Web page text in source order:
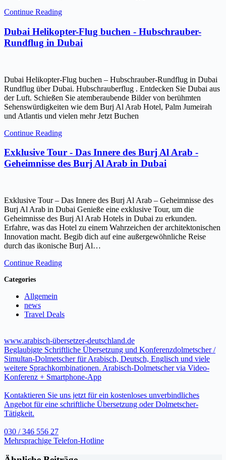
Continue Reading
Dubai Helikopter-Flug buchen - Hubschrauber-
Rundflug in Dubai
Dubai Helikopter-Flug buchen – Hubschrauber-Rundflug in Dubai
Rundflug über Dubai. Hubschrauberflug . Entdecken Sie Dubai aus
der Luft. Schießen Sie atemberaubende Bilder von berühmten
Sehenswürdigkeiten wie dem Burj Al Arab Hotel, Palm Jumeirah
und Atlantis und vielen mehr Jetzt Buchen
Continue Reading
Exklusive Tour - Das Innere des Burj Al Arab -
Geheimnisse des Burj Al Arab in Dubai
Exklusive Tour – Das Innere des Burj Al Arab – Geheimnisse des
Burj Al Arab in Dubai Genieße eine exklusive Tour, um die
Geheimnisse des Burj Al Arab Hotels in Dubai zu erkunden.
Erfahre, was das Hotel zu einem Wahrzeichen der architektonischen
Innovation macht. Begib dich auf eine außergewöhnliche Reise
durch das ikonische Burj Al…
Continue Reading
Categories
Allgemein
news
Travel Deals
www.arabisch-übersetzer-deutschland.de
Beglaubigte Schriftliche Übersetzung und Konferenzdolmetscher /
Simultan-Dolmetscher für Arabisch, Deutsch, Englisch und viele
weitere Sprachkombinationen. Arabisch-Dolmetscher via Video-
Konferenz + Smartphone-App
Kontaktieren Sie uns jetzt für ein kostenloses unverbindliches
Angebot für eine schriftliche Übersetzung oder Dolmetscher-
Tätigkeit.
030 / 346 556 27
Mehrsprachige Telefon-Hotline